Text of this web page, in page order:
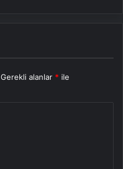
Gerekli alanlar * ile